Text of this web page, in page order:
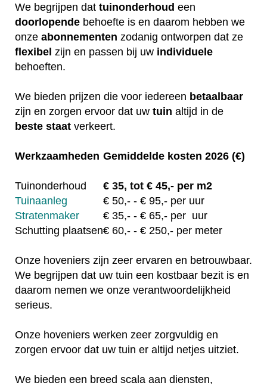
We begrijpen dat tuinonderhoud een
doorlopende behoefte is en daarom hebben we
onze abonnementen zodanig ontworpen dat ze
flexibel zijn en passen bij uw individuele
behoeften.
We bieden prijzen die voor iedereen betaalbaar
zijn en zorgen ervoor dat uw tuin altijd in de
beste staat verkeert.
Werkzaamheden Gemiddelde kosten 2026 (€)
Tuinonderhoud € 35, tot € 45,- per m2
Tuinaanleg
€ 50,- - € 95,- per uur
Stratenmaker
€ 35,- - € 65,- per uur
Schutting plaatsen€ 60,- - € 250,- per meter
Onze hoveniers zijn zeer ervaren en betrouwbaar.
We begrijpen dat uw tuin een kostbaar bezit is en
daarom nemen we onze verantwoordelijkheid
serieus.
Onze hoveniers werken zeer zorgvuldig en
zorgen ervoor dat uw tuin er altijd netjes uitziet.
We bieden een breed scala aan diensten,